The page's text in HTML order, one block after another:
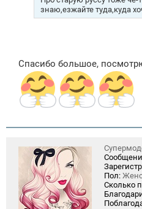
знаю,езжайте туда,куда
Спасибо большое,
Пол:
Сколько